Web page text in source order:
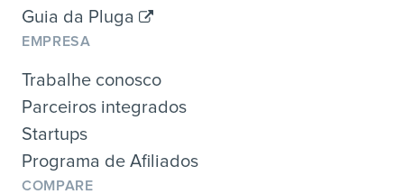
Guia da Pluga
EMPRESA
Trabalhe conosco
Parceiros integrados
Startups
Programa de Afiliados
COMPARE